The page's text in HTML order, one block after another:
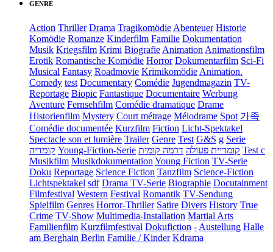
GENRE
Action Thriller Drama Tragikomödie Abenteuer Historie
Komödie Romanze Kinderfilm Familie Dokumentation
Musik Kriegsfilm Krimi Biografie Animation Animationsfilm
Erotik Romantische Komödie Horror Dokumentarfilm Sci-Fi
Musical Fantasy Roadmovie Krimikomödie Animation.
Comedy test Documentary Comédie Jugendmagazin TV-
Reportage Biopic Fantastique Documentaire Werbung
Aventure Fernsehfilm Comédie dramatique Drame
Historienfilm Mystery Court métrage Mélodrame Spot 가족
Comédie documentée Kurzfilm Fiction Licht-Spektakel
Spectacle son et lumière Trailer Genre Test G&S g Serie
קומדיה Young-Fiction-Serie קומדיית פעולה דרמה קומית
Test c
Musikfilm Musikdokumentation Young Fiction TV-Serie
Doku Reportage Science Fiction Tanzfilm Science-Fiction
Lichtspektakel sdf Drama TV-Serie Biographie Docutainment
Filmfestival Western Festival Romantik TV-Sendung
Spielfilm Genres Horror-Thriller Satire Divers History True
Crime TV-Show Multimedia-Installation Martial Arts
Familienfilm Kurzfilmfestival Dokufiction - Austellung Halle
am Berghain Berlin Familie / Kinder Kdrama